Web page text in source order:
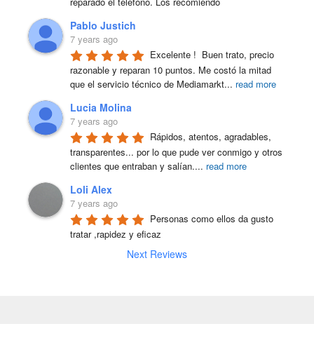
Pablo Justich
7 years ago
Excelente !  Buen trato, precio
razonable y reparan 10 puntos. Me costó la mitad
que el servicio técnico de Mediamarkt... read more
Lucia Molina
7 years ago
Rápidos, atentos, agradables,
transparentes... por lo que pude ver conmigo y otros
clientes que entraban y salían.... read more
Loli Alex
7 years ago
Personas como ellos da gusto
tratar ,rapidez y eficaz
Next Reviews